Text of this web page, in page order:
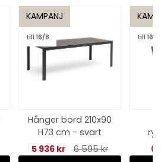
KAMPANJ
till 16/8
Hånger bord 210x90
H73 cm - svart
5 936 kr
6 595 kr
till 16/8